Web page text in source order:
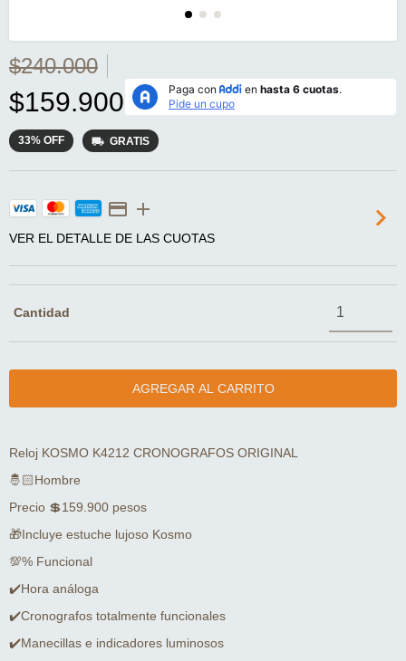
$240.000
$159.900
33% OFF GRATIS
VER EL DETALLE DE LAS CUOTAS
Cantidad
Reloj KOSMO K4212 CRONOGRAFOS ORIGINAL
🤴🏻Hombre
Precio 💲159.900 pesos
🎁Incluye estuche lujoso Kosmo
💯% Funcional
✔️Hora análoga
✔️Cronografos totalmente funcionales
✔️Manecillas e indicadores luminosos